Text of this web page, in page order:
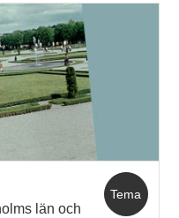
Tema
län och